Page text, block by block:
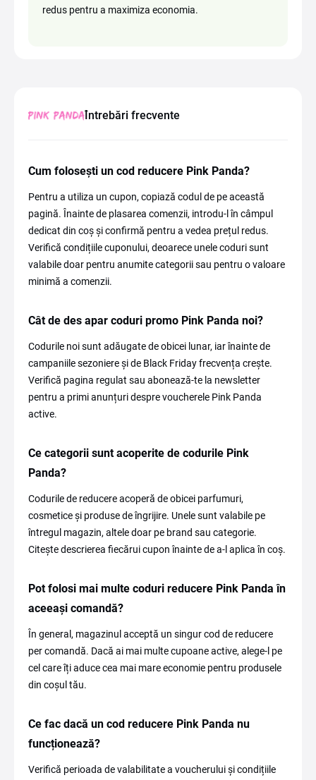
redus pentru a maximiza economia.
Întrebări frecvente
Cum folosești un cod reducere Pink Panda?
Pentru a utiliza un cupon, copiază codul de pe această
pagină. Înainte de plasarea comenzii, introdu-l în câmpul
dedicat din coș și confirmă pentru a vedea prețul redus.
Verifică condițiile cuponului, deoarece unele coduri sunt
valabile doar pentru anumite categorii sau pentru o valoare
minimă a comenzii.
Cât de des apar coduri promo Pink Panda noi?
Codurile noi sunt adăugate de obicei lunar, iar înainte de
campaniile sezoniere și de Black Friday frecvența crește.
Verifică pagina regulat sau abonează-te la newsletter
pentru a primi anunțuri despre voucherele Pink Panda
active.
Ce categorii sunt acoperite de codurile Pink
Panda?
Codurile de reducere acoperă de obicei parfumuri,
cosmetice și produse de îngrijire. Unele sunt valabile pe
întregul magazin, altele doar pe brand sau categorie.
Citește descrierea fiecărui cupon înainte de a-l aplica în coș.
Pot folosi mai multe coduri reducere Pink Panda în
aceeași comandă?
În general, magazinul acceptă un singur cod de reducere
per comandă. Dacă ai mai multe cupoane active, alege-l pe
cel care îți aduce cea mai mare economie pentru produsele
din coșul tău.
Ce fac dacă un cod reducere Pink Panda nu
funcționează?
Verifică perioada de valabilitate a voucherului și condițiile